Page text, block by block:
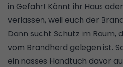
in Gefahr! Könnt ihr Haus
verlassen, weil euch der
Dann sucht Schutz im Raum,
vom Brandherd gelegen ist.
ein nasses Handtuch davor